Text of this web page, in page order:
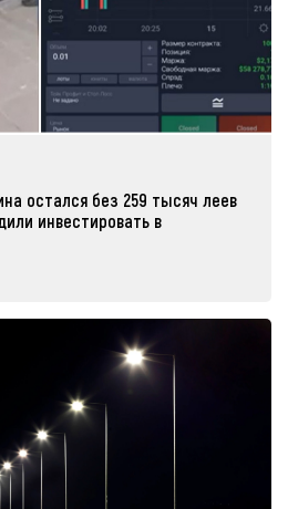
остался без 259 тысяч леев
инвестировать в